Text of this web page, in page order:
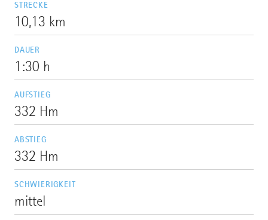
STRECKE
10,13 km
DAUER
1:30 h
AUFSTIEG
332 Hm
ABSTIEG
332 Hm
SCHWIERIGKEIT
mittel